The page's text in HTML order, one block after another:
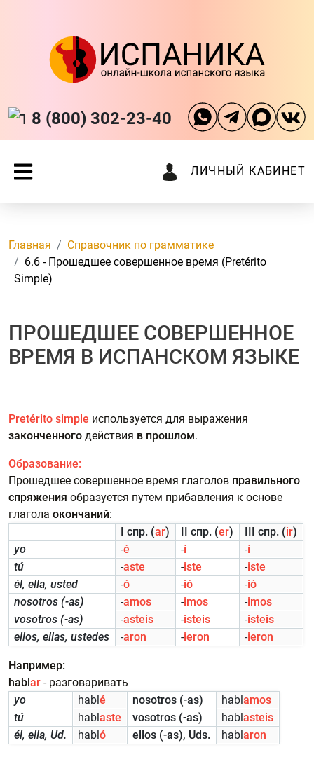
8 (800) 302-23-40
ЛИЧНЫЙ КАБИНЕТ
Главная
Справочник по грамматике
6.6 - Прошедшее совершенное время (Pretérito
Simple)
ПРОШЕДШЕЕ СОВЕРШЕННОЕ
ВРЕМЯ В ИСПАНСКОМ ЯЗЫКЕ
Pretérito simple используется для выражения
законченного действия в прошлом.
Образование:
Прошедшее совершенное время глаголов правильного
спряжения образуется путем прибавления к основе
глагола окончаний:
I спр. (ar) II спр. (er) III спр. (ir)
yo
-é -í -í
tú
-aste -iste -iste
él, ella, usted
-ó -ió -ió
nosotros (-as)
-amos -imos -imos
vosotros (-as)
-asteis -isteis -isteis
ellos, ellas, ustedes
-aron -ieron -ieron
Например:
hablar - разговаривать
yo
hablé nosotros (-as) hablamos
tú
hablaste vosotros (-as) hablasteis
él, ella, Ud.
habló ellos (-as), Uds. hablaron